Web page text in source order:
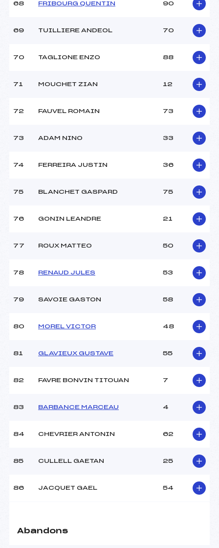
68 FRIBOURG QUENTIN 90
69 TUILLIERE ANDEOL 70
70 TAGLIONE ENZO 88
71 MOUCHET ZIAN 12
72 FAUVEL ROMAIN 73
73 ADAM NINO 33
74 FERREIRA JUSTIN 36
75 BLANCHET GASPARD 75
76 GONIN LEANDRE 21
77 ROUX MATTEO 50
78 RENAUD JULES 53
79 SAVOIE GASTON 58
80 MOREL VICTOR 48
81 GLAVIEUX GUSTAVE 55
82 FAVRE BONVIN TITOUAN 7
83 BARBANCE MARCEAU 4
84 CHEVRIER ANTONIN 62
85 CULLELL GAETAN 25
86 JACQUET GAEL 54
Abandons